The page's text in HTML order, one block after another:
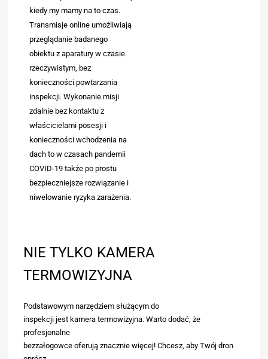
kiedy my mamy na to czas.
Transmisje online umożliwiają
przeglądanie badanego
obiektu z aparatury w czasie
rzeczywistym, bez
konieczności powtarzania
inspekcji. Wykonanie misji
zdalnie bez kontaktu z
właścicielami posesji i
konieczności wchodzenia na
dach to w czasach pandemii
COVID-19 także po prostu
bezpieczniejsze rozwiązanie i
niwelowanie ryzyka zarażenia.
NIE TYLKO KAMERA
TERMOWIZYJNA
Podstawowym narzędziem służącym do
inspekcji jest kamera termowizyjna. Warto dodać, że
profesjonalne
bezzałogowce oferują znacznie więcej! Chcesz, aby Twój dron